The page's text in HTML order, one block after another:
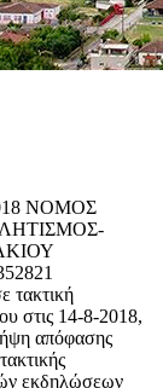
ΝΟΜΟΣ
στις 14-8-2018,
απόφασης
εκδηλώσεων